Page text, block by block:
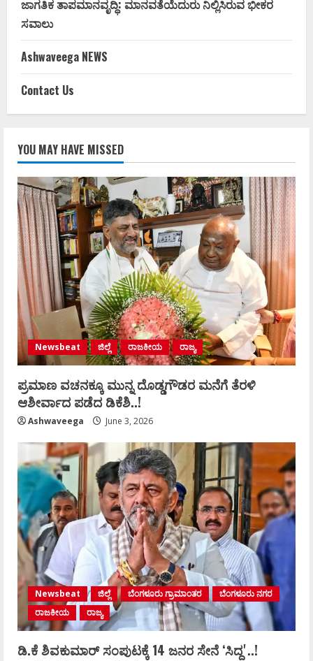
ಜಾಗತಿಕ ತಾಪಮಾನವೃದ್ಧಿ: ಮಾನವತೆಯೆದುರು ನಿಲ್ಲಿಸಿರುವ ಭೀಕರ
ಸವಾಲು
Ashwaveega NEWS
Contact Us
YOU MAY HAVE MISSED
Newsbeat ಜಿಲ್ಲೆ ರಾಜಕೀಯ ರಾಜ್ಯ
ಪ್ರಮಾಣ ವಚನಕ್ಕೂ ಮುನ್ನ ದೊಡ್ಡಗೌಡರ ಮನೆಗೆ ತೆರಳಿ
ಆಶೀರ್ವಾದ ಪಡೆದ ಡಿಕೆಶಿ..!
Ashwaveega June 3, 2026
Newsbeat ಜಿಲ್ಲೆ ಬೆಂಗಳೂರು ಗ್ರಾಮಾಂತರ
ಬೆಂಗಳೂರು ನಗರ
ರಾಜಕೀಯ
ರಾಜ್ಯ
ಡಿ.ಕೆ ಶಿವಕುಮಾರ್‌ ಸಂಪುಟಕ್ಕೆ 14 ಜನರ ಸೇನೆ ʻಸಿದ್ದʼ..!